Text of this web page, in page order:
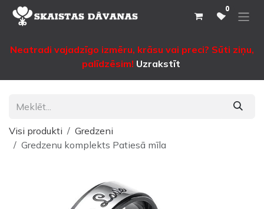
Pāriet pie satura 0
Neatradi vajadzīgo izmēru, krāsu vai preci? Sūti ziņu,
palīdzēsim! Uzrakstīt
Visi produkti
Gredzeni
Gredzenu komplekts Patiesā mīla